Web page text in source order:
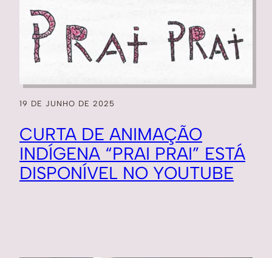
19 DE JUNHO DE 2025
CURTA DE ANIMAÇÃO
INDÍGENA “PRAI PRAI” ESTÁ
DISPONÍVEL NO YOUTUBE